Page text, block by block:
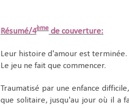
Résumé/4ème de couverture:
Leur histoire d'amour est terminée.
Le jeu ne fait que commencer.
Traumatisé par une enfance
que solitaire, jusqu'au jour où il a